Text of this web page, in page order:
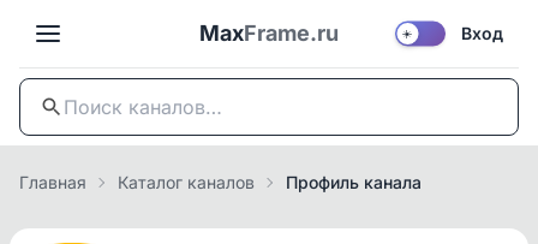
MaxFrame.ru ☀️ Вход
Главная Каталог каналов Профиль канала